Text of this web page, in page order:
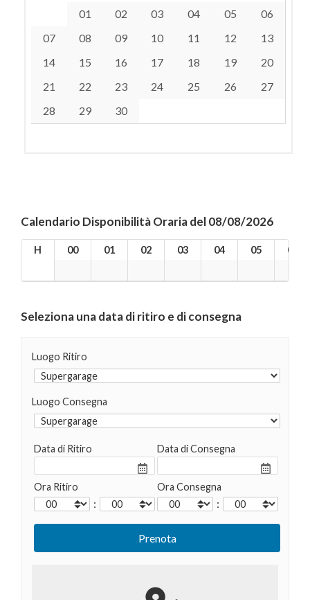
01 02 03 04 05
06
07
08 09 10 11 12
13
14
15 16 17 18 19
20
21
22 23 24 25 26
27
28
29 30
Calendario Disponibilità Oraria del 08/08/2026
H 00 01 02 03 04 05 06
Seleziona una data di ritiro e di consegna
Luogo Ritiro
Luogo Consegna
Data di Ritiro
Ora Ritiro
:
Data di Consegna
Ora Consegna
: